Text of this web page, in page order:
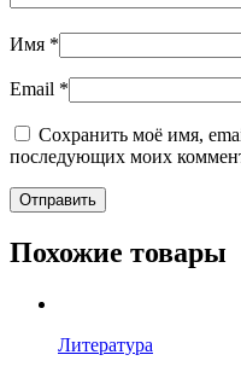
Имя *
Email *
Сохранить моё имя,
последующих моих
Похожие товары
Литература